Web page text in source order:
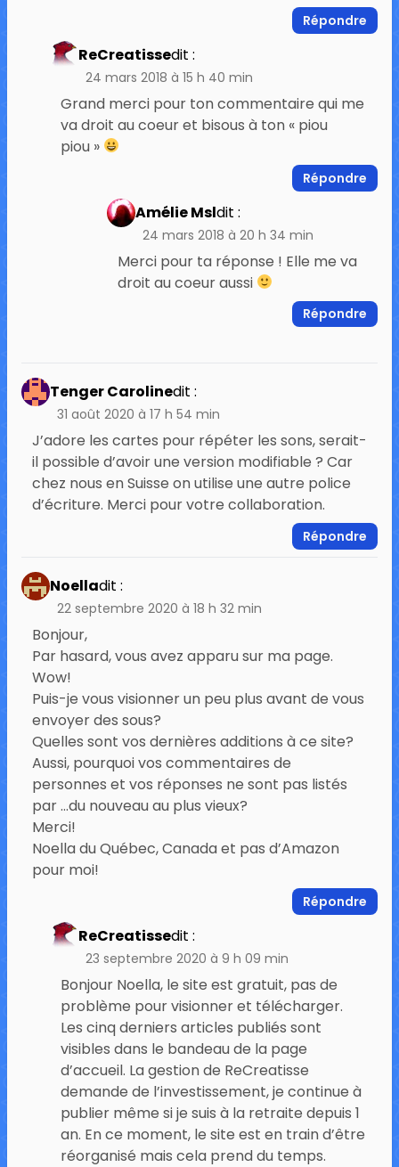
Répondre
ReCreatissedit :
24 mars 2018 à 15 h 40 min
Grand merci pour ton commentaire qui me
va droit au coeur et bisous à ton « piou
piou »
Répondre
Amélie Msldit :
24 mars 2018 à 20 h 34 min
Merci pour ta réponse ! Elle me va
droit au coeur aussi
Répondre
Tenger Carolinedit :
31 août 2020 à 17 h 54 min
J’adore les cartes pour répéter les sons, serait-
il possible d’avoir une version modifiable ? Car
chez nous en Suisse on utilise une autre police
d’écriture. Merci pour votre collaboration.
Répondre
Noelladit :
22 septembre 2020 à 18 h 32 min
Bonjour,
Par hasard, vous avez apparu sur ma page.
Wow!
Puis-je vous visionner un peu plus avant de vous
envoyer des sous?
Quelles sont vos dernières additions à ce site?
Aussi, pourquoi vos commentaires de
personnes et vos réponses ne sont pas listés
par …du nouveau au plus vieux?
Merci!
Noella du Québec, Canada et pas d’Amazon
pour moi!
Répondre
ReCreatissedit :
23 septembre 2020 à 9 h 09 min
Bonjour Noella, le site est gratuit, pas de
problème pour visionner et télécharger.
Les cinq derniers articles publiés sont
visibles dans le bandeau de la page
d’accueil. La gestion de ReCreatisse
demande de l’investissement, je continue à
publier même si je suis à la retraite depuis 1
an. En ce moment, le site est en train d’être
réorganisé mais cela prend du temps.